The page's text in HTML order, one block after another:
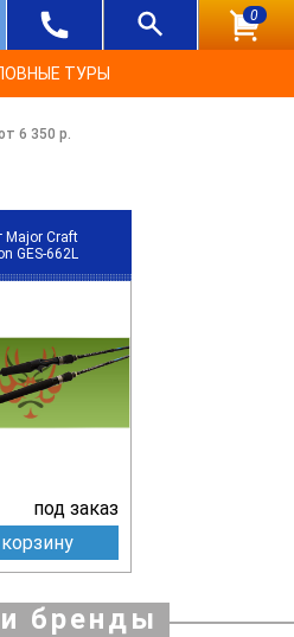
0
ТУРЫ
6 350 р.
Major Craft
GES-662L
под заказ
бренды